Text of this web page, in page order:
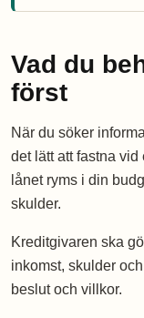
Vad du
först
När du söker
det lätt att fastna
lånet ryms i din
skulder.
Kreditgivaren ska
inkomst, skulder
beslut och villkor.